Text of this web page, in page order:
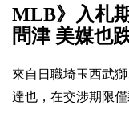
MLB》入札
問津 美媒也
來自日職埼玉西武
達也，在交涉期限